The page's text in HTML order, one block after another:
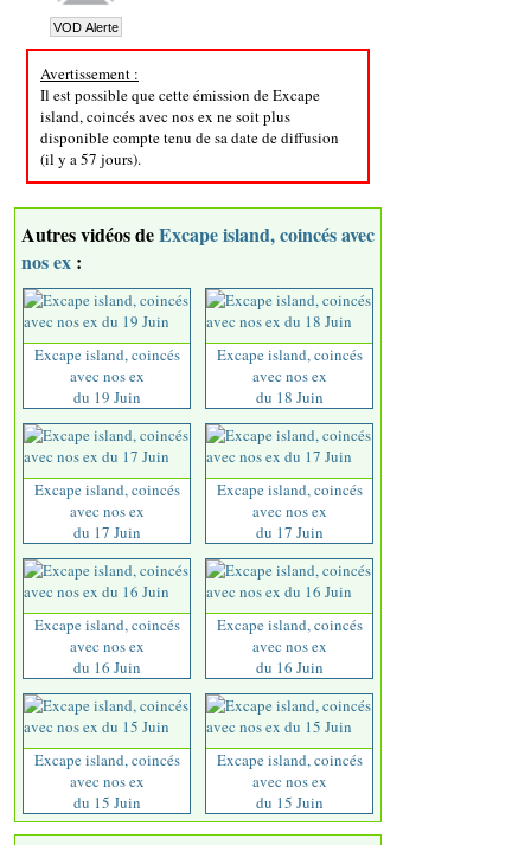
Avertissement :
Il est possible que cette émission de Excape
island, coincés avec nos ex ne soit plus
disponible compte tenu de sa date de diffusion
(il y a 57 jours).
Autres vidéos deExcape island, coincés avec
nos ex :
Excape island, coincés
avec nos ex
du 19 Juin
Excape island, coincés
avec nos ex
du 18 Juin
Excape island, coincés
avec nos ex
du 17 Juin
Excape island, coincés
avec nos ex
du 17 Juin
Excape island, coincés
avec nos ex
du 16 Juin
Excape island, coincés
avec nos ex
du 16 Juin
Excape island, coincés
avec nos ex
du 15 Juin
Excape island, coincés
avec nos ex
du 15 Juin